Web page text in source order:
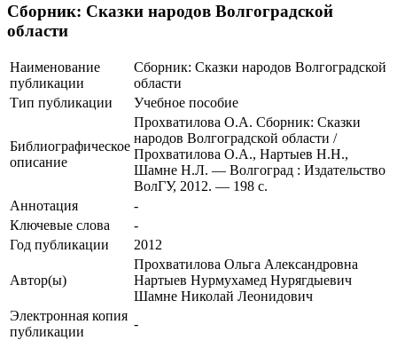
Сборник: Сказки народов Волгоградской
области
Наименование
публикации
Сборник: Сказки народов Волгоградской
области
Тип публикации
Учебное пособие
Библиографическое
описание
Прохватилова О.А. Сборник: Сказки
народов Волгоградской области /
Прохватилова О.А., Нартыев Н.Н.,
Шамне Н.Л. — Волгоград : Издательство
ВолГУ, 2012. — 198 с.
Аннотация
-
Ключевые cлова
-
Год публикации
2012
Автор(ы)
Прохватилова Ольга Александровна
Нартыев Нурмухамед Нурягдыевич
Шамне Николай Леонидович
Электронная копия
публикации
-